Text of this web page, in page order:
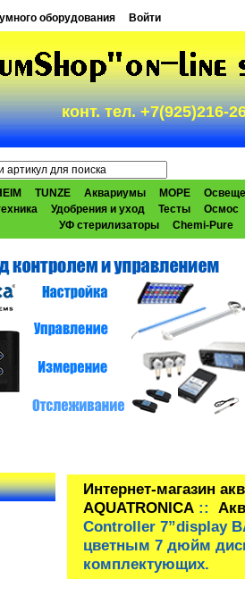
оборудования Войти
конт. тел. +7(925)216-
TUNZE Аквариумы МОРЕ
Удобрения и уход Тесты
Осмос
УФ стерилизаторы
Chemi-Pure
Интернет-магазин
AQUATRONICA::
Controller 7”display
цветным 7 дюйм
комплектующих.